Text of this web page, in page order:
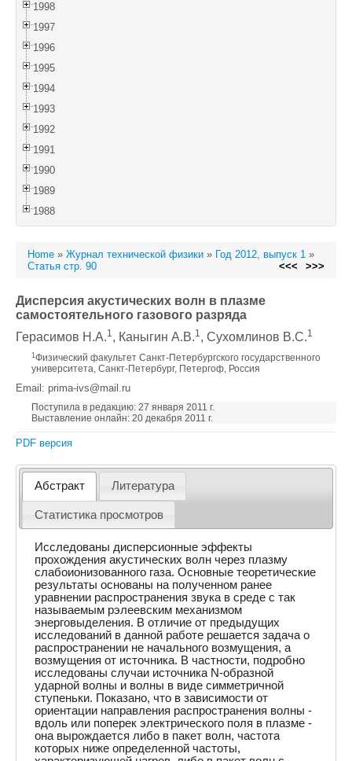
1998
1997
1996
1995
1994
1993
1992
1991
1990
1989
1988
Home » Журнал технической физики » Год 2012, выпуск 1 »
Статья стр. 90
<<< >>>
Дисперсия акустических волн в плазме
самостоятельного газового разряда
Герасимов Н.А.1, Каныгин А.В.1, Сухомлинов В.С.1
1 Физический факультет Санкт-Петербургского государственного
университета, Санкт-Петербург, Петергоф, Россия
Email: prima-ivs@mail.ru
Поступила в редакцию: 27 января 2011 г.
Выставление онлайн: 20 декабря 2011 г.
PDF версия
Абстракт Литература
Статистика просмотров
Исследованы дисперсионные эффекты
прохождения акустических волн через плазму
слабоионизованного газа. Основные теоретические
результаты основаны на полученном ранее
уравнении распространения звука в среде с так
называемым рэлеевским механизмом
энерговыделения. В отличие от предыдущих
исследований в данной работе решается задача о
распространении не начального возмущения, а
возмущения от источника. В частности, подробно
исследованы случаи источника N-образной
ударной волны и волны в виде симметричной
ступеньки. Показано, что в зависимости от
ориентации направления распространения волны -
вдоль или поперек электрического поля в плазме -
она вырождается либо в пакет волн, частота
которых ниже определенной частоты,